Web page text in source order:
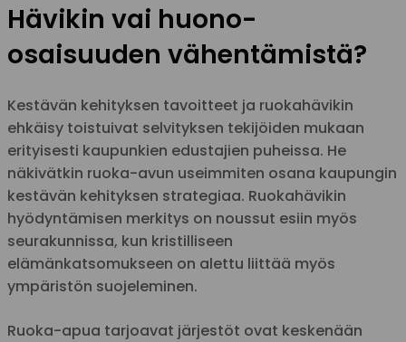
Hävikin vai huono-
osaisuuden vähentämistä?
Kestävän kehityksen tavoitteet ja ruokahävikin
ehkäisy toistuivat selvityksen tekijöiden mukaan
erityisesti kaupunkien edustajien puheissa. He
näkivätkin ruoka-avun useimmiten osana kaupungin
kestävän kehityksen strategiaa. Ruokahävikin
hyödyntämisen merkitys on noussut esiin myös
seurakunnissa, kun kristilliseen
elämänkatsomukseen on alettu liittää myös
ympäristön suojeleminen.
Ruoka-apua tarjoavat järjestöt ovat keskenään